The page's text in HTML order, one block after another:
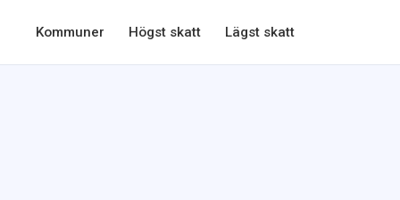
Kommuner Högst skatt Lägst skatt